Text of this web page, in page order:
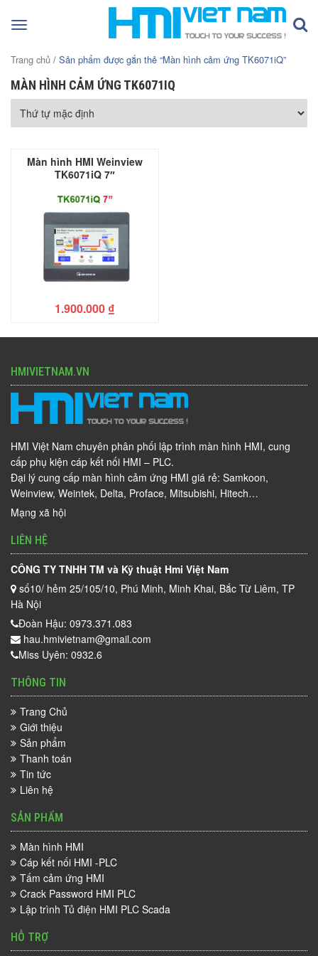
Toggle
Trang chủ / Sản phẩm được gắn thẻ “Màn hình cảm ứng TK6071iQ”
MÀN HÌNH CẢM ỨNG TK6071IQ
Màn hình HMI Weinview
TK6071iQ 7″
1.900.000 ₫
HMIVIETNAM.VN
HMI Việt Nam chuyên phân phối lập trình màn hình HMI, cung
cấp phụ kiện cáp kết nối HMI – PLC.
Đại lý cung cấp màn hình cảm ứng HMI giá rẻ: Samkoon,
Weinview, Weintek, Delta, Proface, Mitsubishi, Hitech…
Mạng xã hội
LIÊN HỆ
CÔNG TY TNHH TM và Kỹ thuật Hmi Việt Nam
số10/ hẻm 25/105/10, Phú Minh, Minh Khai, Bắc Từ Liêm, TP
Hà Nội
Đoàn Hậu: 0973.371.083
hau.hmivietnam@gmail.com
Miss Uyên: 0932.6
THÔNG TIN
Trang Chủ
Giới thiệu
Sản phẩm
Thanh toán
Tin tức
Liên hệ
SẢN PHẨM
Màn hình HMI
Cáp kết nối HMI -PLC
Tấm cảm ứng HMI
Crack Password HMI PLC
Lập trình Tủ điện HMI PLC Scada
HỖ TRỢ